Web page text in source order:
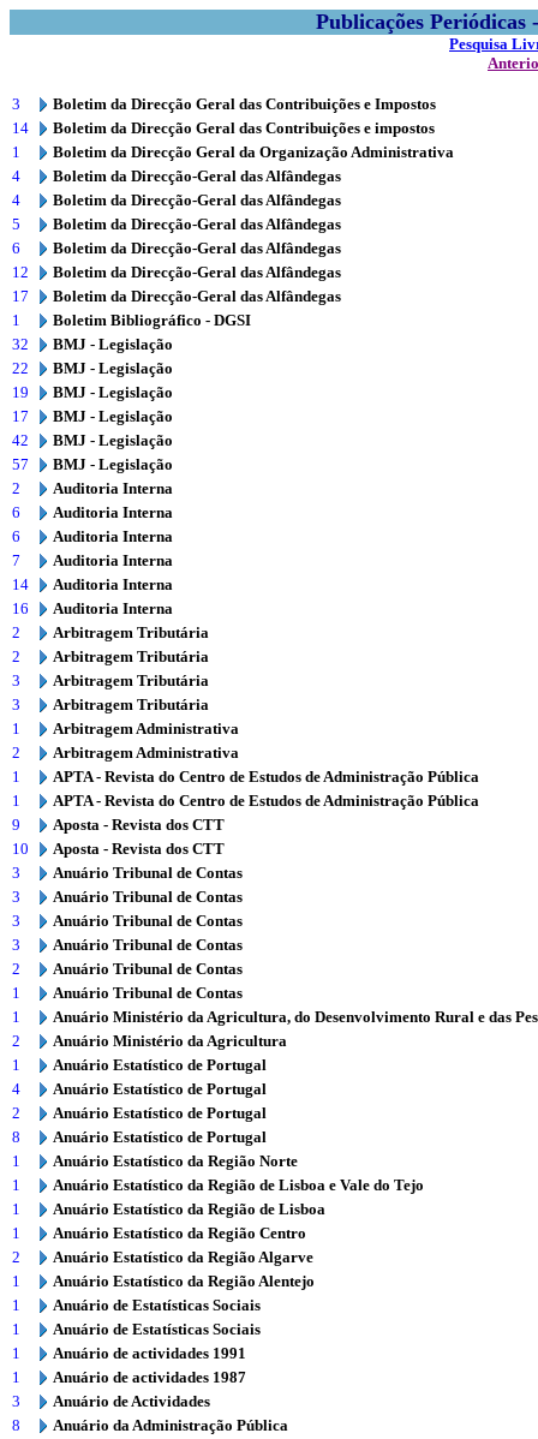
Publicações
Pesquisa
3
Boletim da Direcção Geral das Contribuições e Impostos
14
Boletim da Direcção Geral das Contribuições e impostos
1
Boletim da Direcção Geral da Organização Administrativa
4
Boletim da Direcção-Geral das Alfândegas
4
Boletim da Direcção-Geral das Alfândegas
5
Boletim da Direcção-Geral das Alfândegas
6
Boletim da Direcção-Geral das Alfândegas
12
Boletim da Direcção-Geral das Alfândegas
17
Boletim da Direcção-Geral das Alfândegas
1
Boletim Bibliográfico - DGSI
32
BMJ - Legislação
22
BMJ - Legislação
19
BMJ - Legislação
17
BMJ - Legislação
42
BMJ - Legislação
57
BMJ - Legislação
2
Auditoria Interna
6
Auditoria Interna
6
Auditoria Interna
7
Auditoria Interna
14
Auditoria Interna
16
Auditoria Interna
2
Arbitragem Tributária
2
Arbitragem Tributária
3
Arbitragem Tributária
3
Arbitragem Tributária
1
Arbitragem Administrativa
2
Arbitragem Administrativa
1
APTA - Revista do Centro de Estudos de Administração Pública
1
APTA - Revista do Centro de Estudos de Administração Pública
9
Aposta - Revista dos CTT
10
Aposta - Revista dos CTT
3
Anuário Tribunal de Contas
3
Anuário Tribunal de Contas
3
Anuário Tribunal de Contas
3
Anuário Tribunal de Contas
2
Anuário Tribunal de Contas
1
Anuário Tribunal de Contas
1
Anuário Ministério da Agricultura, do Desenvolvimento Rural e das
2
Anuário Ministério da Agricultura
1
Anuário Estatístico de Portugal
4
Anuário Estatístico de Portugal
2
Anuário Estatístico de Portugal
8
Anuário Estatístico de Portugal
1
Anuário Estatístico da Região Norte
1
Anuário Estatístico da Região de Lisboa e Vale do Tejo
1
Anuário Estatístico da Região de Lisboa
1
Anuário Estatístico da Região Centro
2
Anuário Estatístico da Região Algarve
1
Anuário Estatístico da Região Alentejo
1
Anuário de Estatísticas Sociais
1
Anuário de Estatísticas Sociais
1
Anuário de actividades 1991
1
Anuário de actividades 1987
3
Anuário de Actividades
8
Anuário da Administração Pública